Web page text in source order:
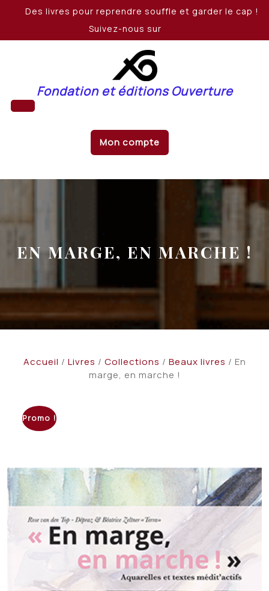
Des livres pour reprendre souffle et garder le cap !
Suivez-nous sur
Fondation et éditions Ouverture
Mon compte
EN MARGE, EN MARCHE !
Accueil / Livres / Collections / Beaux livres / En
marge, en marche !
Promo !